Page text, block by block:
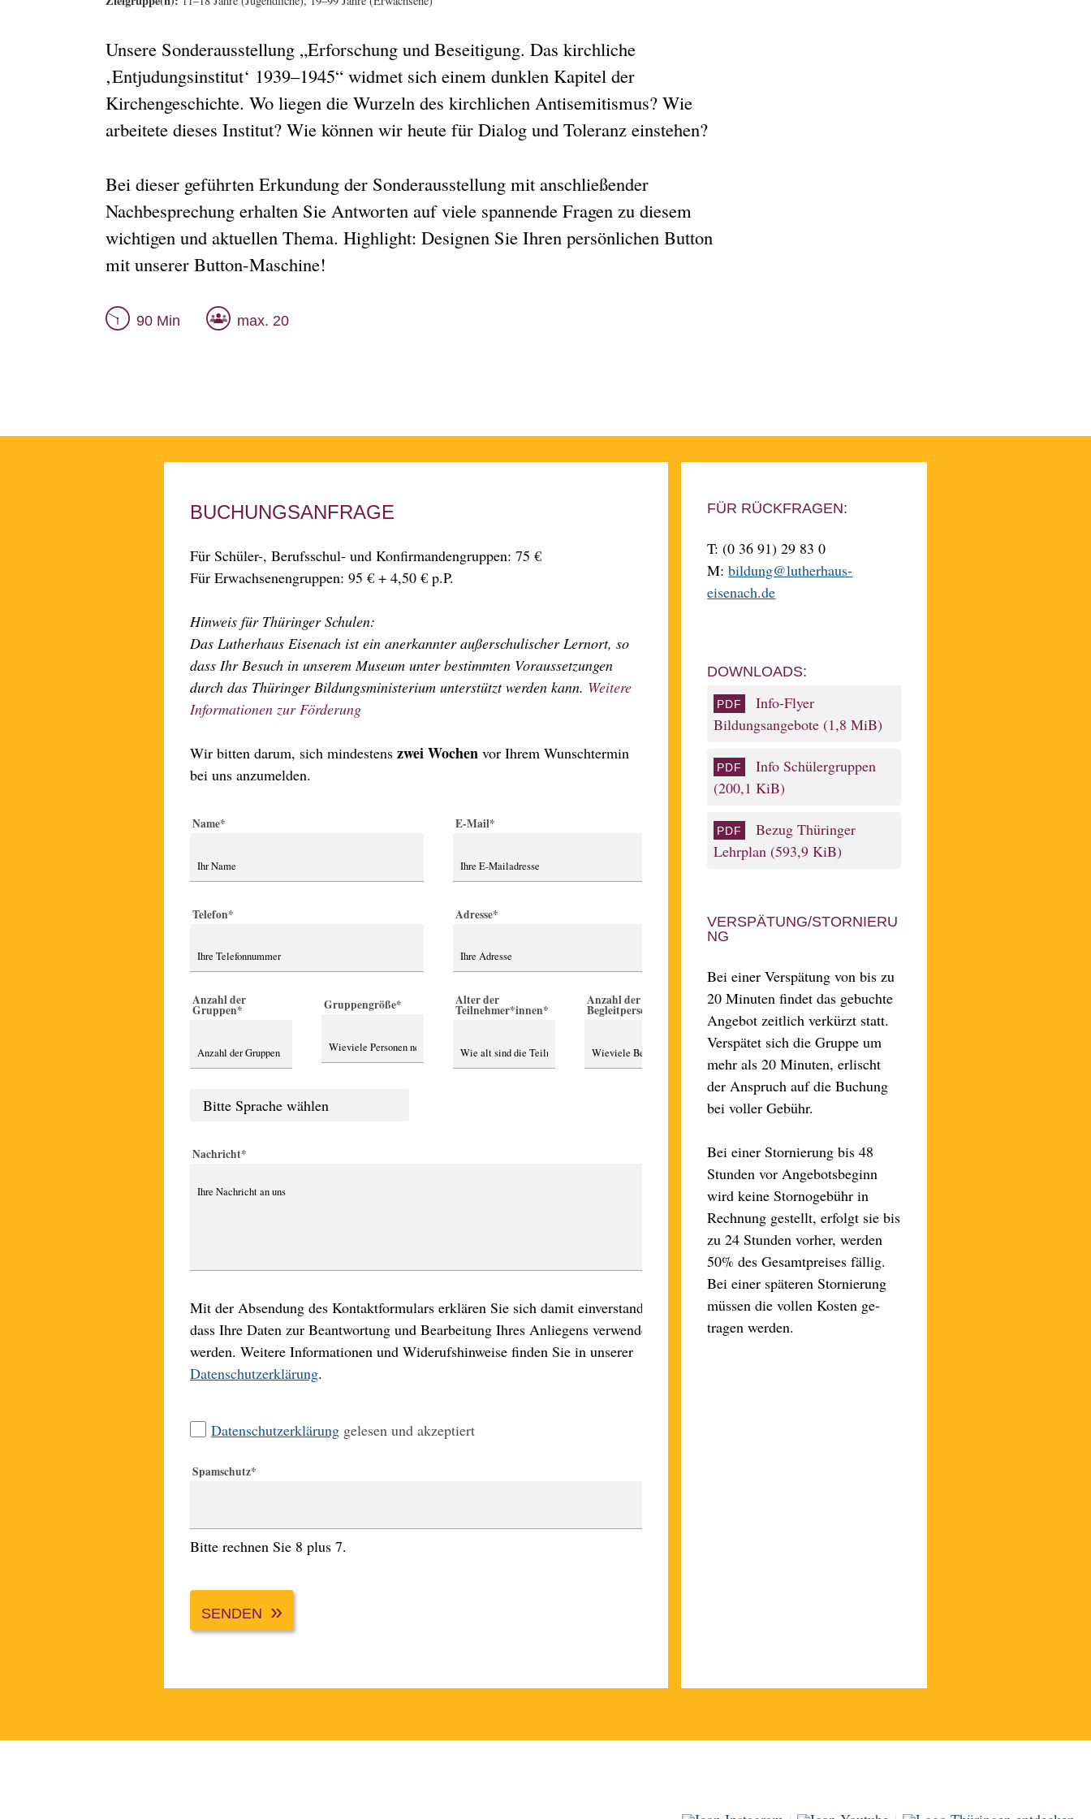
Unsere Sonderausstellung „Erforschung und Beseitigung. Das kirchliche
‚Entjudungsinstitut‘ 1939–1945“ widmet sich einem dunklen Kapitel der
Kirchengeschichte. Wo liegen die Wurzeln des kirchlichen Antisemitismus? Wie
arbeitete dieses Institut? Wie können wir heute für Dialog und Toleranz einstehen?
Bei dieser geführten Erkundung der Sonderausstellung mit anschließender
Nachbesprechung erhalten Sie Antworten auf viele spannende Fragen zu diesem
wichtigen und aktuellen Thema. Highlight: Designen Sie Ihren persönlichen Button
mit unserer Button-Maschine!
90 Min max. 20
BUCHUNGSANFRAGE
Für Schüler-, Berufsschul- und Konfirmandengruppen: 75 €
Für Erwachsenengruppen: 95 € + 4,50 € p.P.
Hinweis für Thüringer Schulen:
Das Lutherhaus Eisenach ist ein anerkannter außerschulischer Lernort, so
dass Ihr Besuch in unserem Museum unter bestimmten Voraussetzungen
durch das Thüringer Bildungsministerium unterstützt werden kann. Weitere
Informationen zur Förderung
Wir bitten darum, sich mindes­tens zwei Wochen vor Ihrem Wunsch­termin
bei uns anzu­melden.
Name* E-Mail*
Telefon* Adresse*
Anzahl der
Gruppen* Gruppengröße* Alter der
Teilnehmer*innen*
Anzahl der
Begleitpersonen
Nachricht*
Mit der Absendung des Kontaktformulars erklären Sie sich damit einverstanden,
dass Ihre Daten zur Beantwortung und Bearbeitung Ihres Anliegens verwendet
werden. Weitere Informationen und Widerufshinweise finden Sie in unserer
Datenschutzerklärung.
Datenschutzerklärunggelesen und akzeptiert
Spamschutz*
Bitte rechnen Sie 8 plus 7.
SENDEN
FÜR RÜCKFRAGEN:
T: (0 36 91) 29 83 0
M:bildung@lutherhaus-
eisenach.de
DOWNLOADS:
Info-Flyer
Bildungsangebote(1,8 MiB)
Info Schülergruppen
(200,1 KiB)
Bezug Thüringer
Lehrplan(593,9 KiB)
VERSPÄTUNG/STORNIERU
NG
Bei einer Ver­spätung von bis zu
20 Mi­nuten fin­det das ge­buchte
Ange­bot zeit­lich ver­kürzt statt.
Ver­spätet sich die Gruppe um
mehr als 20 Mi­nuten, er­lischt
der An­spruch auf die Buchung
bei voller Ge­bühr.
Bei einer Stor­nierung bis 48
Stun­den vor Angebots­be­ginn
wird keine Storno­gebühr in
Rech­nung ge­stellt, er­folgt sie bis
zu 24 Stun­den vor­her, wer­den
50% des Gesamt­preises fällig.
Bei einer späteren Stor­nierung
müssen die vollen Kos­ten ge­
tragen wer­den.